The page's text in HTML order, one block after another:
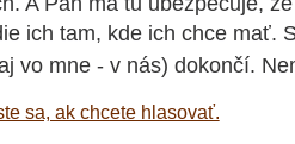
ich tam, kde ich chce mať.
vo mne - v nás) dokončí.
sa, ak chcete hlasovať.